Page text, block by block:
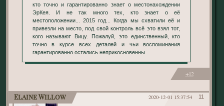
кто точно и гарантированно знает о местонахождении
ЭрКея. И не так много тех, кто знает о её
местоположении... 2015 год... Когда мы схватили её и
привезли на место, под свой контроль всё это взял тот,
кого называют Вицу. Пожалуй, это единственный, кто
точно в курсе всех деталей и чьи воспоминания
гарантированно остались неприкосновенны.
+12
11
2020-12-01 15:37:54
Elaine Willow